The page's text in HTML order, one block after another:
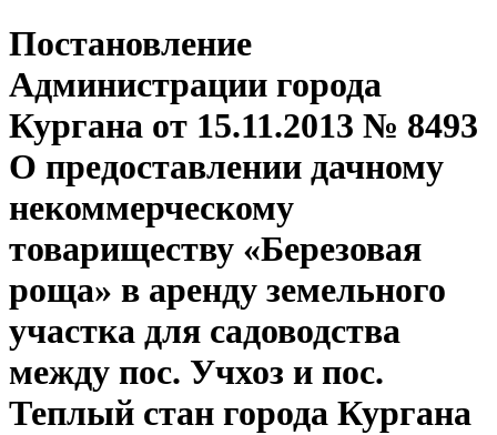
Постановление
Администрации города
Кургана от 15.11.2013 № 8493
О предоставлении дачному
некоммерческому
товариществу «Березовая
роща» в аренду земельного
участка для садоводства
между пос. Учхоз и пос.
Теплый стан города Кургана